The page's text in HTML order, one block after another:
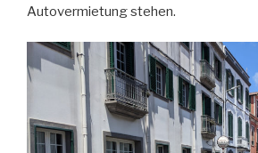
Autovermietung stehen.